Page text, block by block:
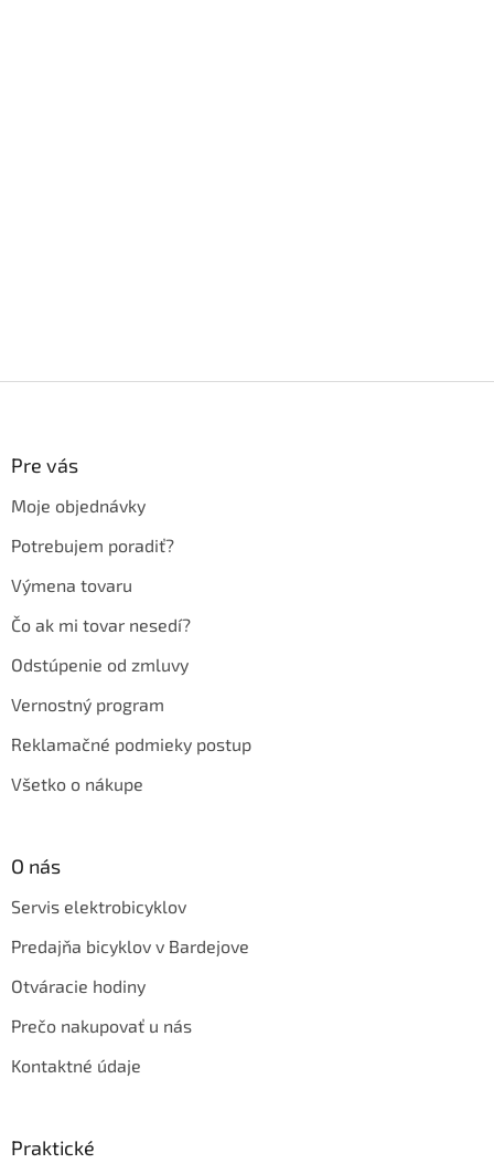
Pre vás
Moje objednávky
Potrebujem poradiť?
Výmena tovaru
Čo ak mi tovar nesedí?
Odstúpenie od zmluvy
Vernostný program
Reklamačné podmieky postup
Všetko o nákupe
O nás
Servis elektrobicyklov
Predajňa bicyklov v Bardejove
Otváracie hodiny
Prečo nakupovať u nás
Kontaktné údaje
Praktické